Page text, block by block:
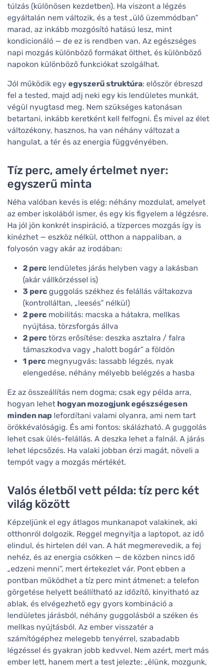
túlzás (különösen kezdetben). Ha viszont a légzés
egyáltalán nem változik, és a test „ülő üzemmódban”
marad, az inkább mozgósító hatású lesz, mint
kondicionáló — de ez is rendben van. Az egészséges
napi mozgás különböző formákat ölthet, és különböző
napokon különböző funkciókat szolgálhat.
Jól működik egy egyszerű struktúra: először ébreszd
fel a tested, majd adj neki egy kis lendületes munkát,
végül nyugtasd meg. Nem szükséges katonásan
betartani, inkább keretként kell felfogni. És mivel az élet
változékony, hasznos, ha van néhány változat a
hangulat, a tér és az energia függvényében.
Tíz perc, amely értelmet nyer:
egyszerű minta
Néha valóban kevés is elég: néhány mozdulat, amelyet
az ember iskolából ismer, és egy kis figyelem a légzésre.
Ha jól jön konkrét inspiráció, a tízperces mozgás így is
kinézhet — eszköz nélkül, otthon a nappaliban, a
folyosón vagy akár az irodában:
2 perc lendületes járás helyben vagy a lakásban
(akár vállkörzéssel is)
3 perc guggolás székhez és felállás váltakozva
(kontrolláltan, „leesés” nélkül)
2 perc mobilitás: macska a hátakra, mellkas
nyújtása, törzsforgás állva
2 perc törzs erősítése: deszka asztalra / falra
támaszkodva vagy „halott bogár” a földön
1 perc megnyugvás: lassabb légzés, nyak
elengedése, néhány mélyebb belégzés a hasba
Ez az összeállítás nem dogma; csak egy példa arra,
hogyan lehet hogyan mozogjunk egészségesen
minden nap lefordítani valami olyanra, ami nem tart
örökkévalóságig. És ami fontos: skálázható. A guggolás
lehet csak ülés-felállás. A deszka lehet a falnál. A járás
lehet lépcsőzés. Ha valaki jobban érzi magát, növeli a
tempót vagy a mozgás mértékét.
Valós életből vett példa: tíz perc két
világ között
Képzeljünk el egy átlagos munkanapot valakinek, aki
otthonról dolgozik. Reggel megnyitja a laptopot, az idő
elindul, és hirtelen dél van. A hát megmerevedik, a fej
nehéz, és az energia csökken — de közben nincs idő
„edzeni menni”, mert értekezlet vár. Pont ebben a
pontban működhet a tíz perc mint átmenet: a telefon
görgetése helyett beállítható az időzítő, kinyitható az
ablak, és elvégezhető egy gyors kombináció a
lendületes járásból, néhány guggolásból a széken és
mellkas nyújtásból. Az ember visszatér a
számítógéphez melegebb tenyérrel, szabadabb
légzéssel és gyakran jobb kedvvel. Nem azért, mert más
ember lett, hanem mert a test jelezte: „élünk, mozgunk,